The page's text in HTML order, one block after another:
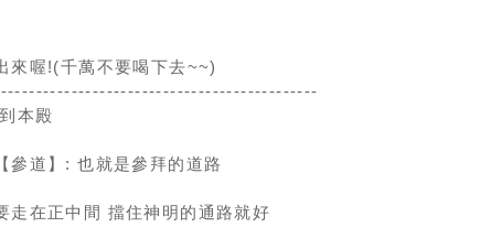
來喔!(千萬不要喝下去~~)
本殿
參道】: 也就是參拜的道路
走在正中間 擋住神明的通路就好